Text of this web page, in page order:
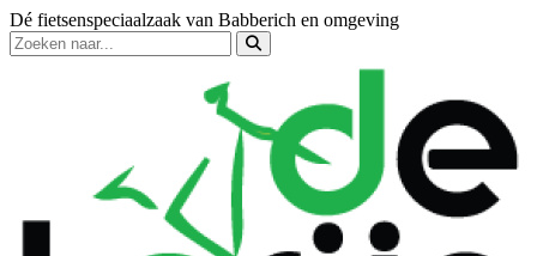
Dé fietsenspeciaalzaak van Babberich en omgeving